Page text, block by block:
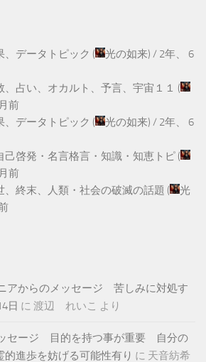
データトピック ( 光の如来) / 2年、 6
占い、オカルト、予言、宇宙１１ (
前
データトピック ( 光の如来) / 2年、 6
己啓発・名言格言・知識・知恵トピ (
前
、終末、人類・社会の破滅の話題 (
光
アからのメッセージ 苦しみに対処す
日 に 渡辺 れいこ より
セージ 目的を持つ事が重要 自分の
進歩を妨げる可能性有り に 天音紡希